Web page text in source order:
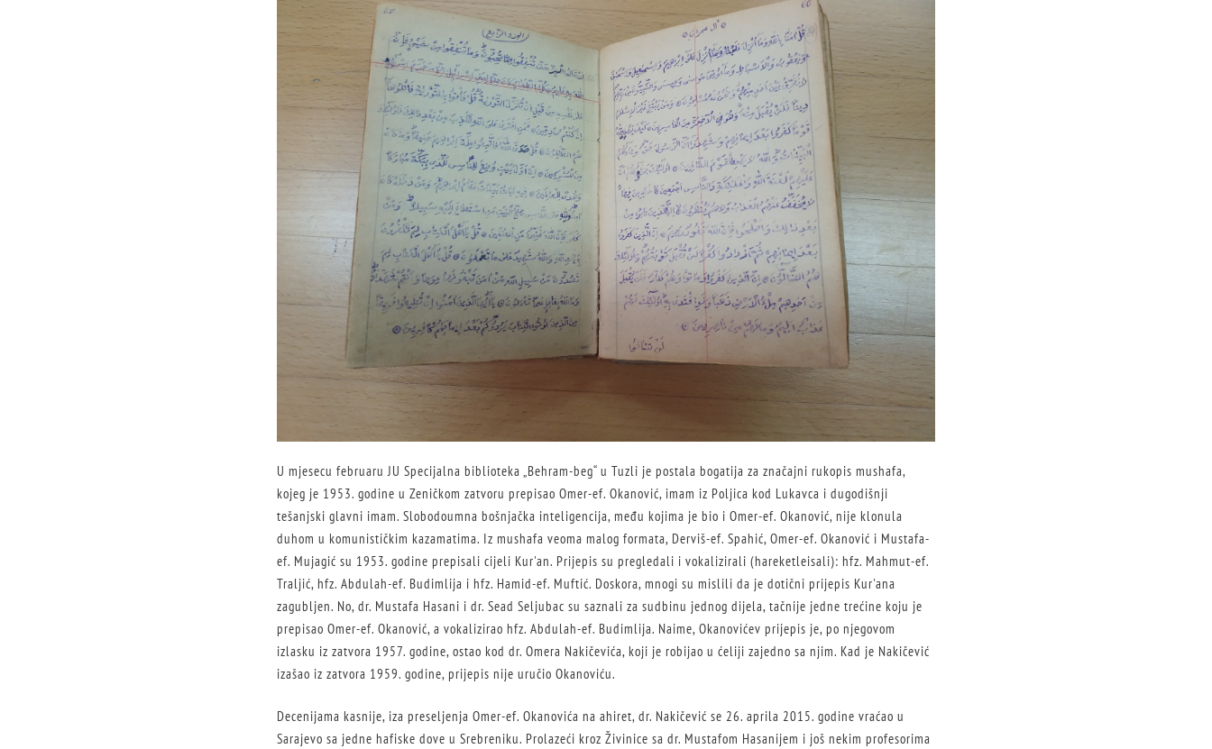
U mjesecu februaru JU Specijalna biblioteka „Behram-beg“ u Tuzli je postala bogatija za značajni rukopis mushafa,
kojeg je 1953. godine u Zeničkom zatvoru prepisao Omer-ef. Okanović, imam iz Poljica kod Lukavca i dugodišnji
tešanjski glavni imam. Slobodoumna bošnjačka inteligencija, među kojima je bio i Omer-ef. Okanović, nije klonula
duhom u komunističkim kazamatima. Iz mushafa veoma malog formata, Derviš-ef. Spahić, Omer-ef. Okanović i Mustafa-
ef. Mujagić su 1953. godine prepisali cijeli Kur'an. Prijepis su pregledali i vokalizirali (hareketleisali): hfz. Mahmut-ef.
Traljić, hfz. Abdulah-ef. Budimlija i hfz. Hamid-ef. Muftić. Doskora, mnogi su mislili da je dotični prijepis Kur'ana
zagubljen. No, dr. Mustafa Hasani i dr. Sead Seljubac su saznali za sudbinu jednog dijela, tačnije jedne trećine koju je
prepisao Omer-ef. Okanović, a vokalizirao hfz. Abdulah-ef. Budimlija. Naime, Okanovićev prijepis je, po njegovom
izlasku iz zatvora 1957. godine, ostao kod dr. Omera Nakičevića, koji je robijao u ćeliji zajedno sa njim. Kad je Nakičević
izašao iz zatvora 1959. godine, prijepis nije uručio Okanoviću.
Decenijama kasnije, iza preseljenja Omer-ef. Okanovića na ahiret, dr. Nakičević se 26. aprila 2015. godine vraćao u
Sarajevo sa jedne hafiske dove u Srebreniku. Prolazeći kroz Živinice sa dr. Mustafom Hasanijem i još nekim profesorima